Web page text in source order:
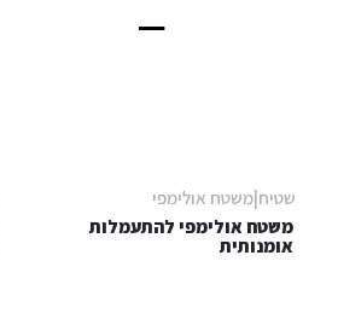
שטיח|משטח אולימפי
משטח אולימפי להתעמלות
אומנותית